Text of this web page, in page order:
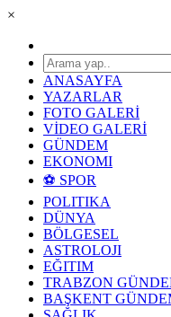
×
ANASAYFA
YAZARLAR
FOTO GALERİ
VİDEO GALERİ
GÜNDEM
EKONOMI
⚽ SPOR
POLITIKA
DÜNYA
BÖLGESEL
ASTROLOJI
EĞITIM
TRABZON
BAŞKENT